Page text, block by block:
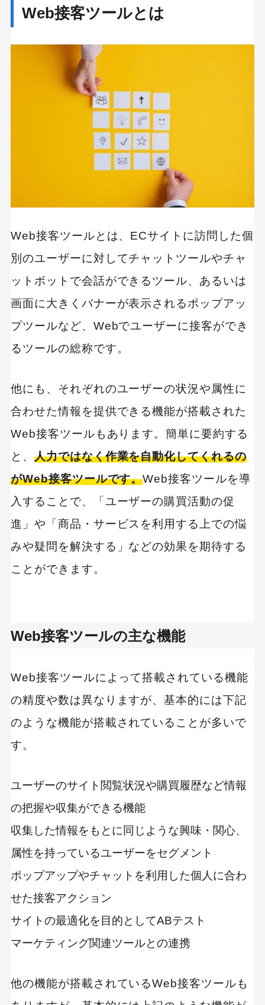
MEO
Shopify SNS広告
Webサイトリニューアル
Webマーケティングツール
アクセス解析
インフルエンサーマーケTips
オウンドメディア
コーポレートサイト
コンテンツマーケティング
ディスプレイ広告
ホワイトペーパー
リスティング広告
調査レポート
Web接客ツールとは
Web接客ツールとは、ECサイトに訪問した個
別のユーザーに対してチャットツールやチャ
ットボットで会話ができるツール、あるいは
画面に大きくバナーが表示されるポップアッ
プツールなど、Webでユーザーに接客ができ
るツールの総称です。
他にも、それぞれのユーザーの状況や属性に
合わせた情報を提供できる機能が搭載された
Web接客ツールもあります。簡単に要約する
と、 人力ではなく作業を自動化してくれるの
がWeb接客ツールです。Web接客ツールを導
入することで、「ユーザーの購買活動の促
進」や「商品・サービスを利用する上での悩
みや疑問を解決する」などの効果を期待する
ことができます。
Web接客ツールの主な機能
Web接客ツールによって搭載されている機能
の精度や数は異なりますが、基本的には下記
のような機能が搭載されていることが多いで
す。
ユーザーのサイト閲覧状況や購買履歴など情報
の把握や収集ができる機能
収集した情報をもとに同じような興味・関心、
属性を持っているユーザーをセグメント
ポップアップやチャットを利用した個人に合わ
せた接客アクション
サイトの最適化を目的としてABテスト
マーケティング関連ツールとの連携
他の機能が搭載されているWeb接客ツールも